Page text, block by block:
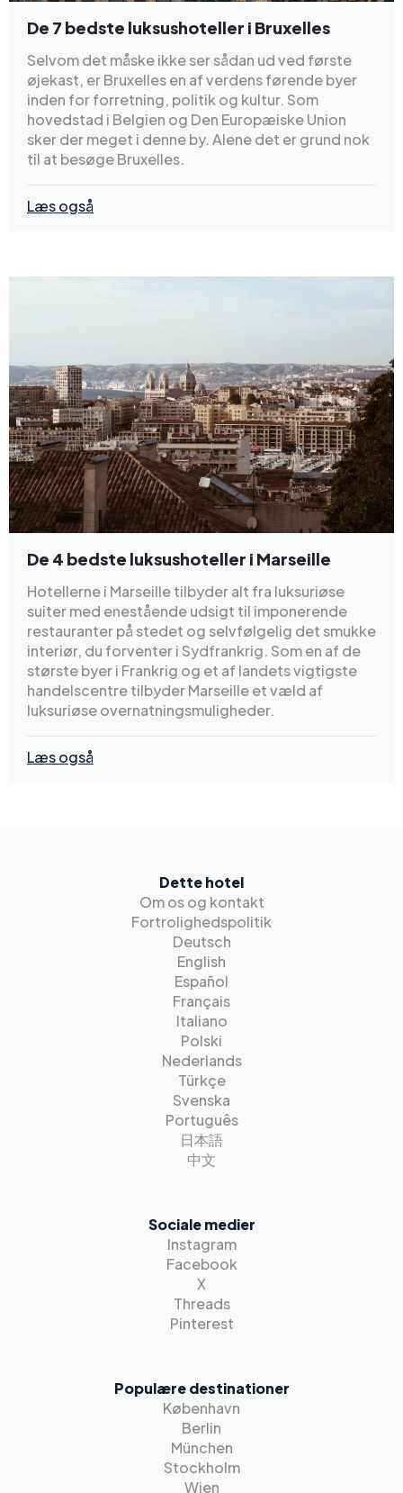
De 7 bedste luksushoteller i Bruxelles
Selvom det måske ikke ser sådan ud ved første
øjekast, er Bruxelles en af verdens førende byer
inden for forretning, politik og kultur. Som
hovedstad i Belgien og Den Europæiske Union
sker der meget i denne by. Alene det er grund nok
til at besøge Bruxelles.
Læs også
De 4 bedste luksushoteller i Marseille
Hotellerne i Marseille tilbyder alt fra luksuriøse
suiter med enestående udsigt til imponerende
restauranter på stedet og selvfølgelig det smukke
interiør, du forventer i Sydfrankrig. Som en af de
største byer i Frankrig og et af landets vigtigste
handelscentre tilbyder Marseille et væld af
luksuriøse overnatningsmuligheder.
Læs også
Dette hotel
Om os og kontakt
Fortrolighedspolitik
Deutsch
English
Español
Français
Italiano
Polski
Nederlands
Türkçe
Svenska
Português
日本語
中文
Sociale medier
Instagram
Facebook
X
Threads
Pinterest
Populære destinationer
København
Berlin
München
Stockholm
Wien